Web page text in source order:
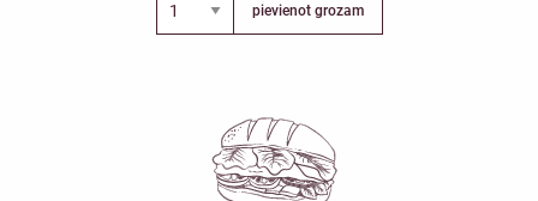
pievienot grozam